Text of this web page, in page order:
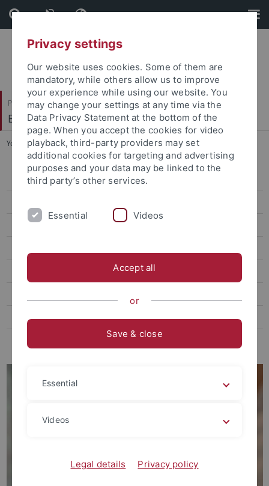
Skip
to
content
Skip
to
footer
Philosophische Fakultät
Ethnologie
You are here: Startseite ... Beratung & Organisation
Zentrale Studienberatung
Studieneingangsphase
Scheinausgabe
Privacy settings
Our website uses cookies. Some of them are
mandatory, while others allow us to improve
your experience while using our website. You
may change your settings at any time via the
Data Privacy Statement at the bottom of the
page. When you accept the cookies for video
playback, third-party providers may set
additional cookies for targeting and advertising
purposes and your data may be linked to the
third party’s other services.
Essential Videos
Accept all
or
Save & close
Essential
Videos
Legal details Privacy policy